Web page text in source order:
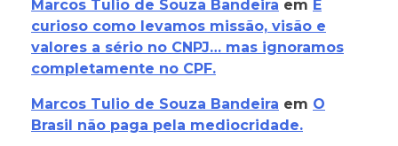
Marcos Tulio de Souza Bandeira em É
curioso como levamos missão, visão e
valores a sério no CNPJ… mas ignoramos
completamente no CPF.
Marcos Tulio de Souza Bandeira em O
Brasil não paga pela mediocridade.